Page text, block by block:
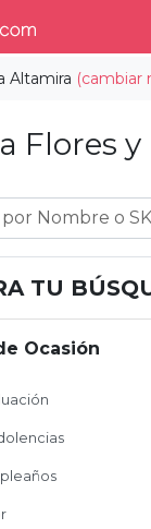
Altamira (cambiar
Flores y
TU
Ocasión